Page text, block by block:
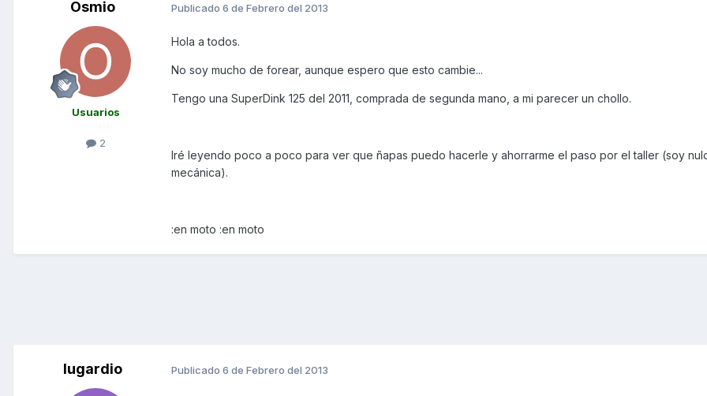
Osmio
Usuarios
2
Publicado 6 de Febrero del 2013
Hola a todos.
No soy mucho de forear, aunque espero que esto cambie...
Tengo una SuperDink 125 del 2011, comprada de segunda mano, a mi parecer un chollo.
Iré leyendo poco a poco para ver que ñapas puedo hacerle y ahorrarme el paso por el taller (soy
mecánica).
:en moto :en moto
lugardio Publicado 6 de Febrero del 2013